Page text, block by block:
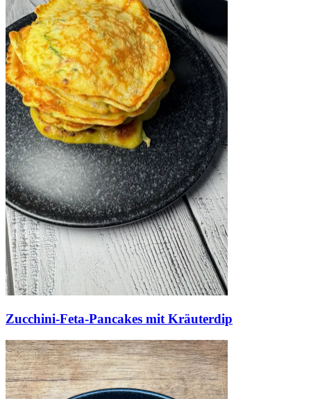
Zucchini-Feta-Pancakes mit Kräuterdip